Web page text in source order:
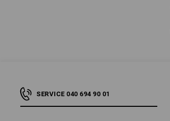
SERVICE 040 694 90 01